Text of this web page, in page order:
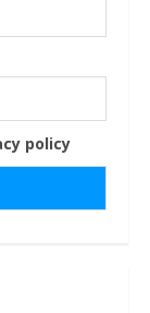
policy